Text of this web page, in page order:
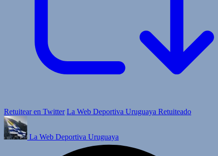
Retuitear en Twitter La Web Deportiva Uruguaya Retuiteado
La Web Deportiva Uruguaya